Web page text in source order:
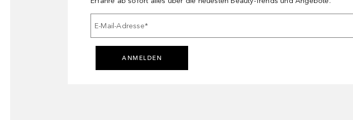
E-Mail-Adresse*
ANMELDEN